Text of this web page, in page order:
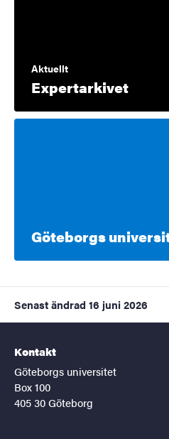
Aktuellt
Expertarkivet
Göteborgs
Senast ändrad 16 juni 2026
Kontakt
Göteborgs universitet
Box 100
405 30 Göteborg